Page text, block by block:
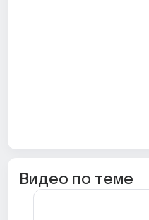
Видео по теме